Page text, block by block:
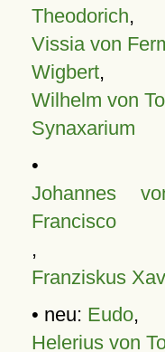
Theodorich,
Vissia von
Wigbert,
Wilhelm von
Synaxarium
•
Johannes
Francisco
,
Franziskus
• neu: Eudo,
Helerius von